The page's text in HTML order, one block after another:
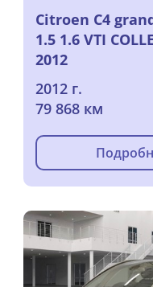
Citroen C4
1.5 1.6 VTI
2012
2012 г.
79 868 км